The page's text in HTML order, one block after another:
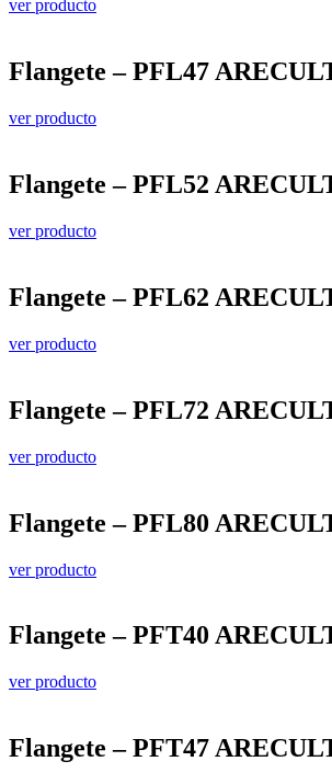
ver producto
Flangete – PFL47
ver producto
Flangete – PFL52
ver producto
Flangete – PFL62
ver producto
Flangete – PFL72
ver producto
Flangete – PFL80
ver producto
Flangete – PFT40
ver producto
Flangete – PFT47